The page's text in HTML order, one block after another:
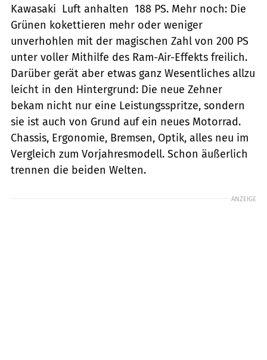
Kawasaki  Luft anhalten  188 PS. Mehr noch: Die
Grünen kokettieren mehr oder weniger
unverhohlen mit der magischen Zahl von 200 PS 
unter voller Mithilfe des Ram-Air-Effekts freilich.
Darüber gerät aber etwas ganz Wesentliches allzu
leicht in den Hintergrund: Die neue Zehner
bekam nicht nur eine Leistungsspritze, sondern
sie ist auch von Grund auf ein neues Motorrad.
Chassis, Ergonomie, Bremsen, Optik, alles neu im
Vergleich zum Vorjahresmodell. Schon äußerlich
trennen die beiden Welten.
ANZEIGE